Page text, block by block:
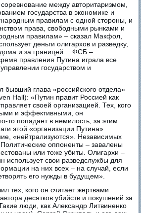
между авторитаризмом,
государства в экономике и
правилам с одной стороны, и
права, свободными рынками и
правилам» – сказал Макфол,
деньги олигархов и разведку,
дома и за границей… ФСБ –
правления Путина играла все
государством и
глава «российского отдела»
Hall): «Путин правит Россией как
своей организацией. Тех, кого
и эффективными, он
то попадает в немилость, за этим
этой «организации Путина»
«нейтрализуются». Независимых
оппоненты – завалены
или тоже убиты. Олигархи –
использует свои разведслужбы для
на них всех – на случай, если
его нужды в будущем».
тех, кого он считает жертвами
десятков убийств и покушений за
люди, как Александр Литвиненко